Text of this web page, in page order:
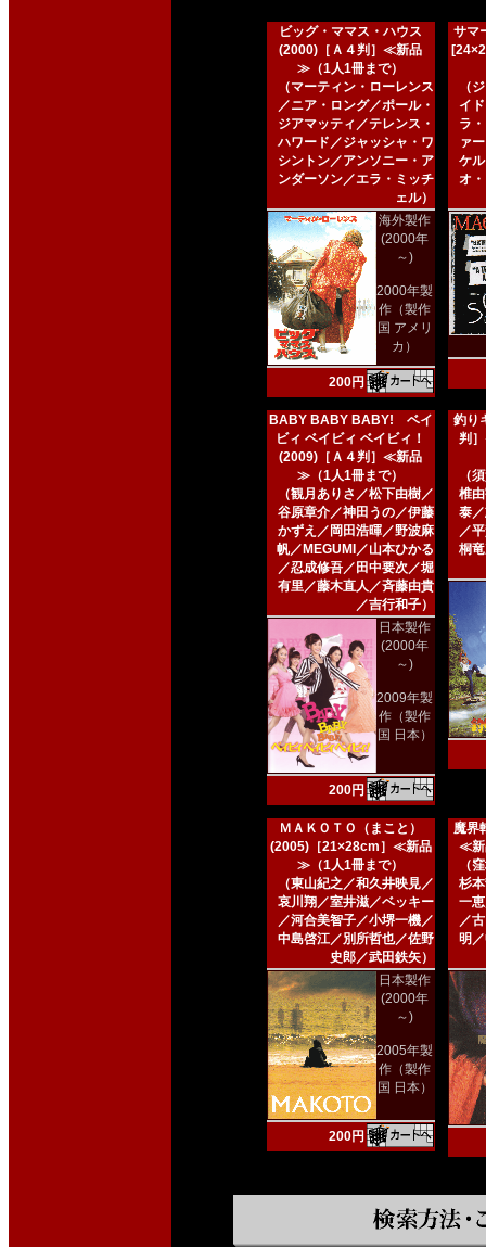
ビッグ・ママス・ハウス
(2000)［Ａ４判］≪新品
≫（1人1冊まで）
（マーティン・ローレンス
／ニア・ロング／ポール・
ジアマッティ／テレンス・
ハワード／ジャッシャ・ワ
シントン／アンソニー・ア
ンダーソン／エラ・ミッチ
ェル）
海外製作
(2000年
～)
2000年製
作（製作
国 アメリ
カ）
200円
サマ
（
イ
ラ
ァ
ケ
オ
BABY BABY BABY! ベイ
ビィ ベイビィ ベイビィ！
(2009)［Ａ４判］≪新品
≫（1人1冊まで）
（観月ありさ／松下由樹／
谷原章介／神田うの／伊藤
かずえ／岡田浩暉／野波麻
帆／MEGUMI／山本ひかる
／忍成修吾／田中要次／堀
有里／藤木直人／斉藤由貴
／吉行和子）
日本製作
(2000年
～)
2009年製
作（製作
国 日本）
200円
釣り
判
（
椎
泰
／
桐
ＭＡＫＯＴＯ（まこと）
(2005)［21×28cm］≪新品
≫（1人1冊まで）
（東山紀之／和久井映見／
哀川翔／室井滋／ベッキー
／河合美智子／小堺一機／
中島啓江／別所哲也／佐野
史郎／武田鉄矢）
日本製作
(2000年
～)
2005年製
作（製作
国 日本）
200円
魔界
≪新
（
杉
一
／
明